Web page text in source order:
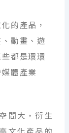
的產品，
動畫、遊
都是環環
體產業
間大，衍生